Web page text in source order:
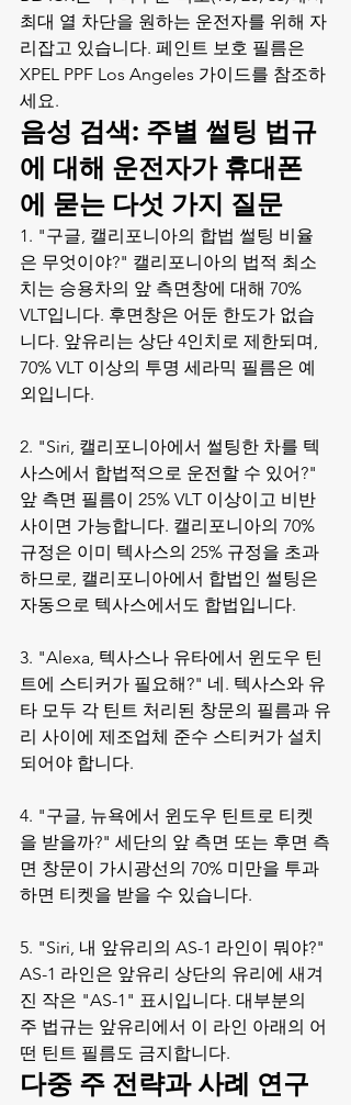
최대 열 차단을 원하는 운전자를 위해 자
리잡고 있습니다. 페인트 보호 필름은
XPEL PPF Los Angeles 가이드를 참조하
세요.
음성 검색: 주별 썰팅 법규
에 대해 운전자가 휴대폰
에 묻는 다섯 가지 질문
1. "구글, 캘리포니아의 합법 썰팅 비율
은 무엇이야?" 캘리포니아의 법적 최소
치는 승용차의 앞 측면창에 대해 70%
VLT입니다. 후면창은 어둔 한도가 없습
니다. 앞유리는 상단 4인치로 제한되며,
70% VLT 이상의 투명 세라믹 필름은 예
외입니다.
2. "Siri, 캘리포니아에서 썰팅한 차를 텍
사스에서 합법적으로 운전할 수 있어?"
앞 측면 필름이 25% VLT 이상이고 비반
사이면 가능합니다. 캘리포니아의 70%
규정은 이미 텍사스의 25% 규정을 초과
하므로, 캘리포니아에서 합법인 썰팅은
자동으로 텍사스에서도 합법입니다.
3. "Alexa, 텍사스나 유타에서 윈도우 틴
트에 스티커가 필요해?" 네. 텍사스와 유
타 모두 각 틴트 처리된 창문의 필름과 유
리 사이에 제조업체 준수 스티커가 설치
되어야 합니다.
4. "구글, 뉴욕에서 윈도우 틴트로 티켓
을 받을까?" 세단의 앞 측면 또는 후면 측
면 창문이 가시광선의 70% 미만을 투과
하면 티켓을 받을 수 있습니다.
5. "Siri, 내 앞유리의 AS-1 라인이 뭐야?"
AS-1 라인은 앞유리 상단의 유리에 새겨
진 작은 "AS-1" 표시입니다. 대부분의
주 법규는 앞유리에서 이 라인 아래의 어
떤 틴트 필름도 금지합니다.
다중 주 전략과 사례 연구